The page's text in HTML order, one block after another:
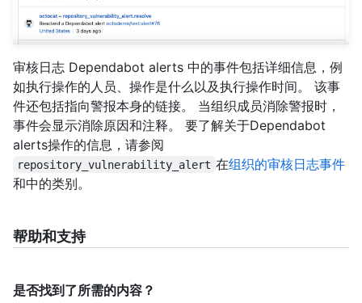
审核日志 Dependabot alerts 中的事件包括详细信息，例
如执行操作的人员、操作是什么以及执行操作时间。 该事
件还包括指向警报本身的链接。 当组织成员消除警报时，
事件会显示消除原因和注释。 要了解关于Dependabot
alerts操作的信息，请参阅
repository_vulnerability_alert 在组织的审核日志事件
和中的类别。
帮助和支持
是否找到了所需的内容？